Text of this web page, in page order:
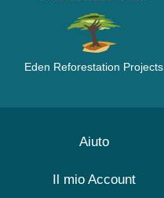
Eden Reforestation Projects
Aiuto
Il mio Account